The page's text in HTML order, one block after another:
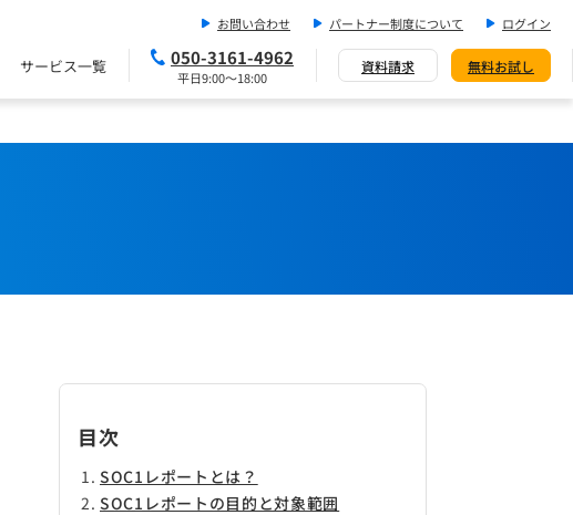
お問い合わせ パートナー制度について ログイン
サービス一覧 050-3161-4962
平日9:00～18:00
資料請求 無料お試し
目次
SOC1レポートとは？
SOC1レポートの目的と対象範囲